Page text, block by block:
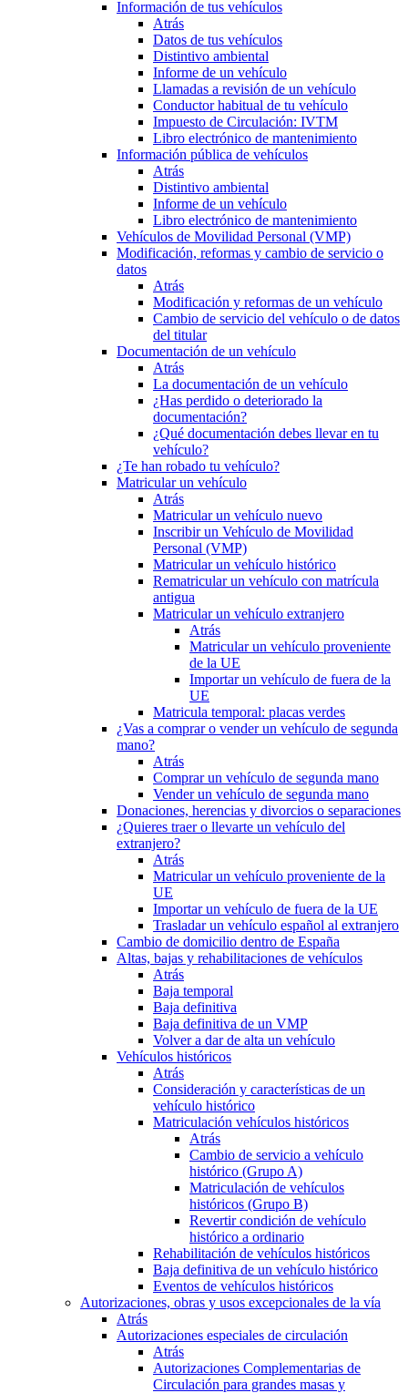
Información de tus vehículos
Atrás
Datos de tus vehículos
Distintivo ambiental
Informe de un vehículo
Llamadas a revisión de un vehículo
Conductor habitual de tu vehículo
Impuesto de Circulación: IVTM
Libro electrónico de mantenimiento
Información pública de vehículos
Atrás
Distintivo ambiental
Informe de un vehículo
Libro electrónico de mantenimiento
Vehículos de Movilidad Personal (VMP)
Modificación, reformas y cambio de servicio o
datos
Atrás
Modificación y reformas de un vehículo
Cambio de servicio del vehículo o de datos
del titular
Documentación de un vehículo
Atrás
La documentación de un vehículo
¿Has perdido o deteriorado la
documentación?
¿Qué documentación debes llevar en tu
vehículo?
¿Te han robado tu vehículo?
Matricular un vehículo
Atrás
Matricular un vehículo nuevo
Inscribir un Vehículo de Movilidad
Personal (VMP)
Matricular un vehículo histórico
Rematricular un vehículo con matrícula
antigua
Matricular un vehículo extranjero
Atrás
Matricular un vehículo proveniente
de la UE
Importar un vehículo de fuera de la
UE
Matricula temporal: placas verdes
¿Vas a comprar o vender un vehículo de segunda
mano?
Atrás
Comprar un vehículo de segunda mano
Vender un vehículo de segunda mano
Donaciones, herencias y divorcios o separaciones
¿Quieres traer o llevarte un vehículo del
extranjero?
Atrás
Matricular un vehículo proveniente de la
UE
Importar un vehículo de fuera de la UE
Trasladar un vehículo español al extranjero
Cambio de domicilio dentro de España
Altas, bajas y rehabilitaciones de vehículos
Atrás
Baja temporal
Baja definitiva
Baja definitiva de un VMP
Volver a dar de alta un vehículo
Vehículos históricos
Atrás
Consideración y características de un
vehículo histórico
Matriculación vehículos históricos
Atrás
Cambio de servicio a vehículo
histórico (Grupo A)
Matriculación de vehículos
históricos (Grupo B)
Revertir condición de vehículo
histórico a ordinario
Rehabilitación de vehículos históricos
Baja definitiva de un vehículo histórico
Eventos de vehículos históricos
Autorizaciones, obras y usos excepcionales de la vía
Atrás
Autorizaciones especiales de circulación
Atrás
Autorizaciones Complementarias de
Circulación para grandes masas y